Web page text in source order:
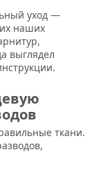
уход —
наших
выглядел
ткани.